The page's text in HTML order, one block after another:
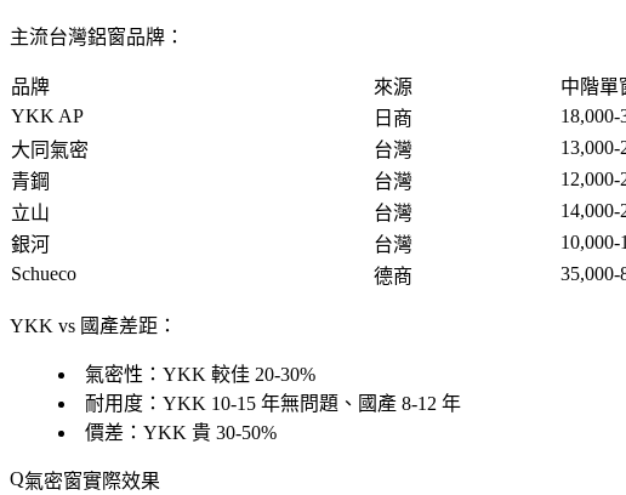
主流台灣鋁窗品牌：
品牌 來源 中階單
YKK AP
日商 18,000-
大同氣密
台灣 13,000-
青鋼
台灣 12,000-
立山
台灣 14,000-
銀河
台灣 10,000-
Schueco
德商 35,000-
YKK vs 國產差距 ：
氣密性：YKK 較佳 20-30%
耐用度：YKK 10-15 年無問題、國產 8-12 年
價差：YKK 貴 30-50%
氣密窗實際效果